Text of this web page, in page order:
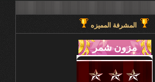
المشرفة المميزه